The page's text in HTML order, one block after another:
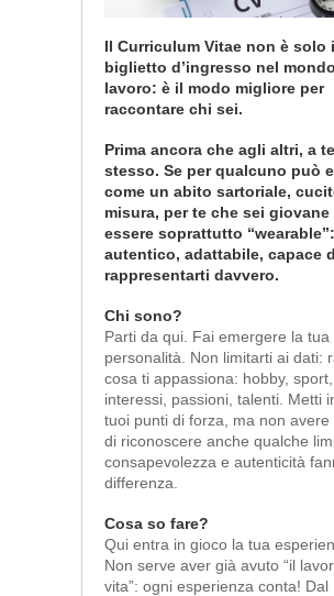
Il Curriculum Vitae non è solo
biglietto d’ingresso nel
lavoro: è il modo migliore per
raccontare chi sei.
Prima ancora che agli altri, a te
stesso. Se per qualcuno può
come un abito sartoriale,
misura, per te che sei giovane
essere soprattutto “wearable”:
autentico, adattabile, capace
rappresentarti davvero.
Chi sono?
Parti da qui. Fai emergere la tua
personalità. Non limitarti ai dati:
cosa ti appassiona: hobby, sport,
interessi, passioni, talenti. Metti
tuoi punti di forza, ma non avere
di riconoscere anche qualche
consapevolezza e autenticità
differenza.
Cosa so fare?
Qui entra in gioco la tua
Non serve aver già avuto “il
vita”: ogni esperienza conta! Dal